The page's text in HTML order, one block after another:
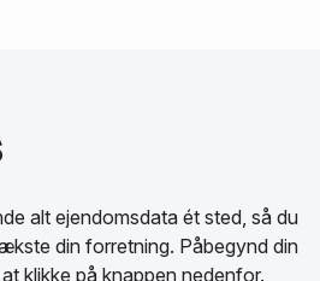
alt ejendomsdata ét sted, så du
din forretning. Påbegynd din
klikke på knappen nedenfor.